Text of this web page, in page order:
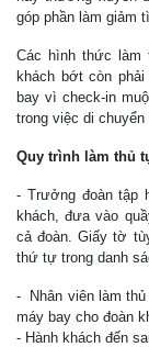
góp phần làm giảm
Các hình thức làm
khách bớt còn
bay vì check-in
trong việc di chuyển
Quy trình làm thủ
- Trưởng đoàn tập
khách, đưa vào
cả đoàn. Giấy tờ
thứ tự trong danh
- Nhân viên làm thủ
máy bay cho đoàn
- Hành khách đến